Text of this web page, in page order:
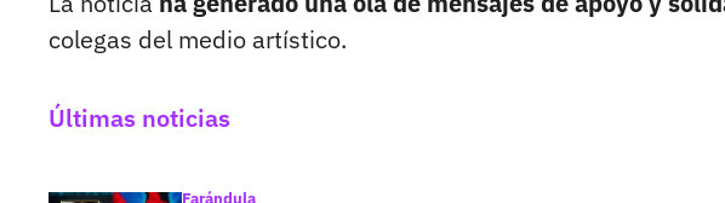
colegas del medio artístico.
Últimas noticias